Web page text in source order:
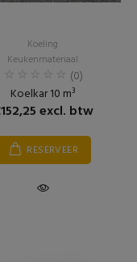
Koeling
Keukenmateriaal
(0)
Koelkar 10 m³
excl. btw
RESERVEER